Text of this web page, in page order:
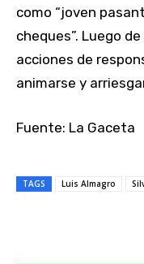
como “joven
cheques”. Luego
acciones de
animarse y
Fuente: La Gaceta
TAGS Luis Almagro